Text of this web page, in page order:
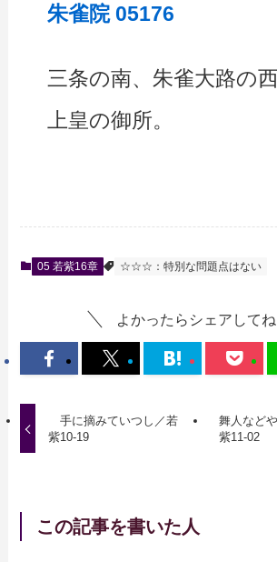
朱雀院 05176
三条の南、朱雀大路の
上皇の御所。
05 若紫16章 ☆☆☆：特別な問題点はない
よかったらシェアしてね
手に摘みていつし／若
紫10-19
舞人など
紫11-02
この記事を書いた人